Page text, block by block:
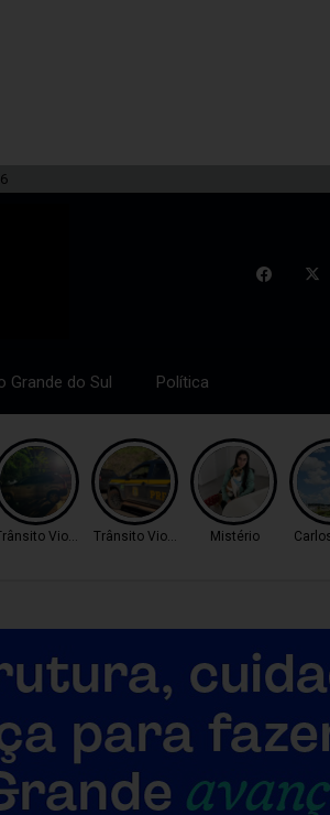
Grande do Sul Política
ViolentoTrânsito Violento Mistério